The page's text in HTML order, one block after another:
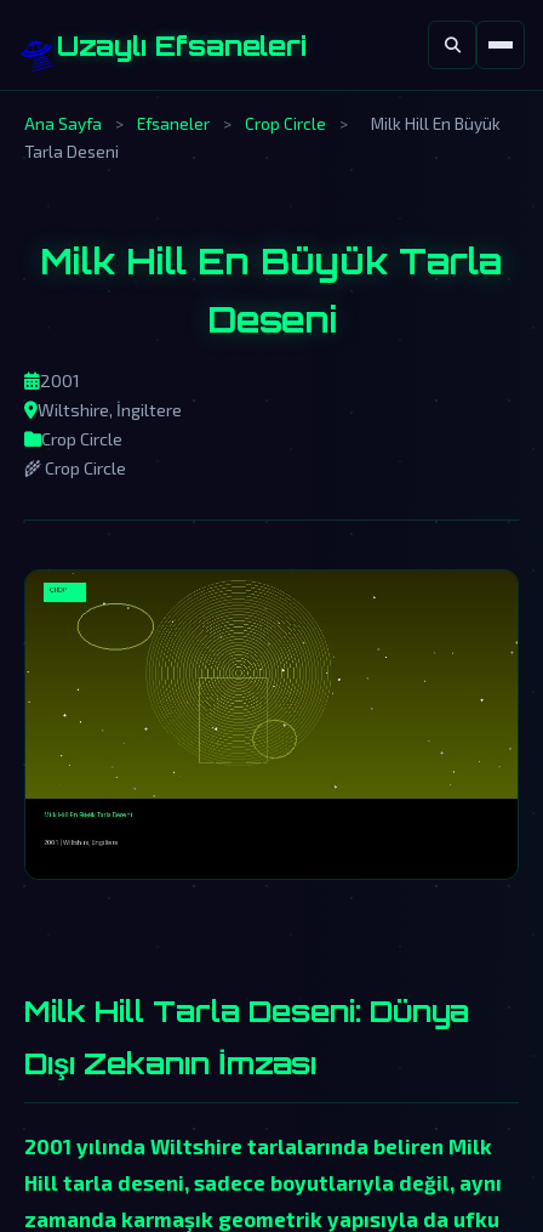
🛸Uzaylı Efsaneleri
Ana Sayfa > Efsaneler > Crop Circle >
Milk Hill En Büyük
Tarla Deseni
Milk Hill En Büyük Tarla
Deseni
2001
Wiltshire, İngiltere
Crop Circle
🌾 Crop Circle
Milk Hill Tarla Deseni: Dünya
Dışı Zekanın İmzası
2001 yılında Wiltshire tarlalarında beliren Milk
Hill tarla deseni, sadece boyutlarıyla değil, aynı
zamanda karmaşık geometrik yapısıyla da ufku